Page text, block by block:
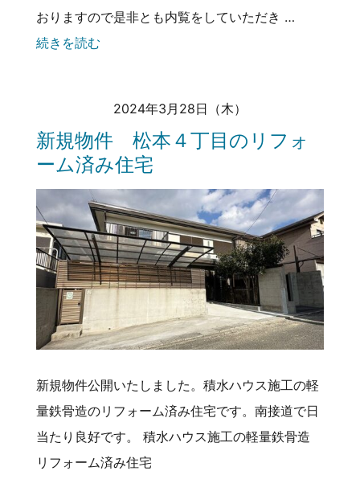
おりますので是非とも内覧をしていただき …
続きを読む
2024年3月28日（木）
新規物件 松本４丁目のリフォ
ーム済み住宅
新規物件公開いたしました。積水ハウス施工の軽
量鉄骨造のリフォーム済み住宅です。南接道で日
当たり良好です。 積水ハウス施工の軽量鉄骨造
リフォーム済み住宅